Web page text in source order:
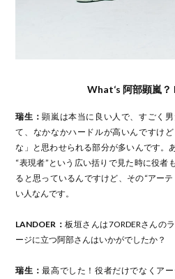
What‘s 阿部顕嵐？
瑞生：顕嵐は本当に良い人で、すごく
て、なかなかハードルが高いんですけ
な」と思わせられる部分が多いんです。
“表現者”という広い括りで見た時に役者
ると思っているんですけど、その“アー
い人なんです。
LANDOER：板垣さんは7ORDERさんの
ージに立つ阿部さんはいかがでしたか？
瑞生：最高でした！役者だけでなくア